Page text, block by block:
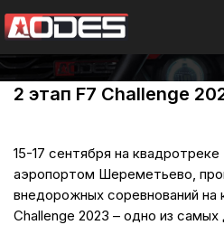
2 этап F7 Challenge
15-17 сентября на
аэропортом Шереметьево,
внедорожных соревнований на
Challenge 2023 – одно из